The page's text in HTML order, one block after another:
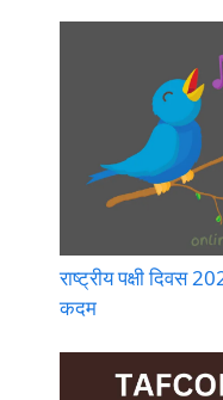
राष्ट्रीय पक्षी दिवस
कदम